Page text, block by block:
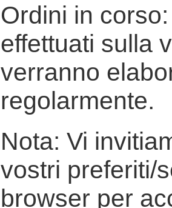
Ordini in
effettuati sulla
verranno
regolarmente.
Nota: Vi
vostri preferiti/
browser per